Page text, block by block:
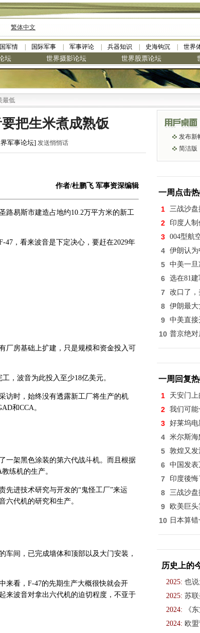
繁体中文
军情 国际军事 军事评论 兵器知识 史海钩沉 世界
坛 世界摄影论坛 世界股票论坛
把生米煮成熟饭
军事论坛] 发送悄悄话
作者/杜鹏飞 军事资深编辑
路易斯市建造占地约10.2万平方米的新工
，看来波音是下定决心，要赶在2029年
厂房基础上扩建，只是规模和资金投入可
，波音为此投入至少18亿美元。
访时，始终没有透露新工厂将生产的机
和CCA。
一架黑色涂装的第六代战斗机。而且根据
练机的生产。
先进技术研究与开发的“鬼怪工厂”来运
六代机的研究和生产。
车间，已完成墙体和顶部以及大门安装，
来看，F-47的先期生产大概很快就会开
来波音对拿出六代机的迫切程度，不亚于
发布新
简洁版
一周点击
1 三战沙
2 印度人
3 004型航
4 伊朗认
5 中美一旦
6 选在81
7 改口了，
8 伊朗最
9 中美直
10 普京绝对
一周回复
1 天安门
2 我们可
3 好莱坞
4 米尔斯
5 敦煌又
6 中国发
7 印度後
8 三战沙
9 欧美巨
10 日本算
历史上的
2025: 也
2025: 苏
2024:
《
2024: 欧